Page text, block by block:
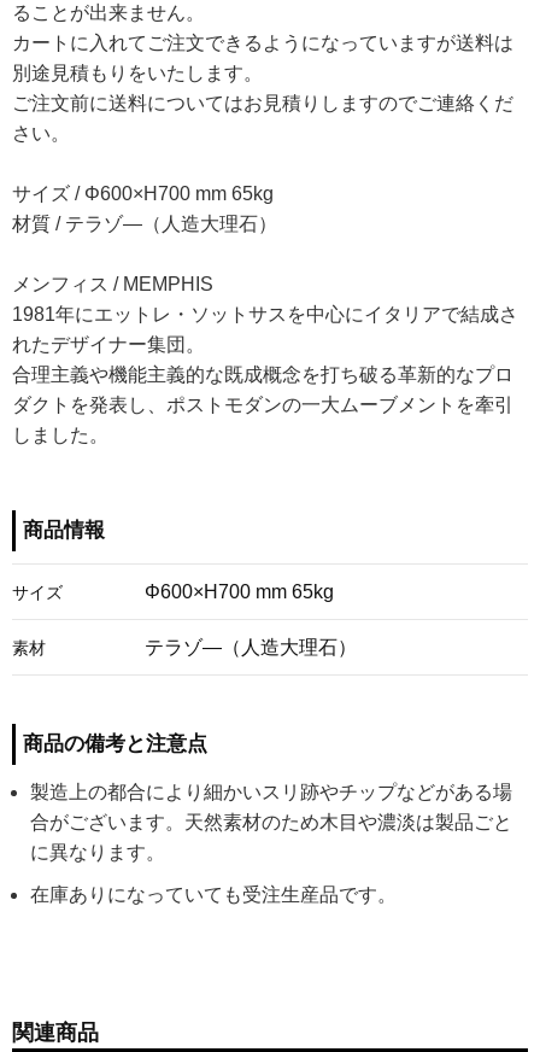
ることが出来ません。
カートに入れてご注文できるようになっていますが送料は
別途見積もりをいたします。
ご注文前に送料についてはお見積りしますのでご連絡くだ
さい。
サイズ / Φ600×H700 mm 65kg
材質 / テラゾ―（人造大理石）
メンフィス / MEMPHIS
1981年にエットレ・ソットサスを中心にイタリアで結成さ
れたデザイナー集団。
合理主義や機能主義的な既成概念を打ち破る革新的なプロ
ダクトを発表し、ポストモダンの一大ムーブメントを牽引
しました。
商品情報
サイズ Φ600×H700 mm 65kg
素材 テラゾ―（人造大理石）
商品の備考と注意点
製造上の都合により細かいスリ跡やチップなどがある場
合がございます。天然素材のため木目や濃淡は製品ごと
に異なります。
在庫ありになっていても受注生産品です。
関連商品